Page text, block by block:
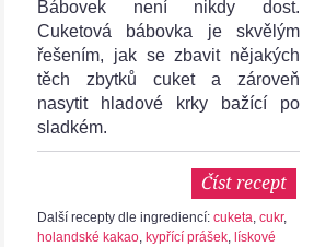
Bábovek není nikdy dost.
Cuketová bábovka je skvělým
řešením, jak se zbavit nějakých
těch zbytků cuket a zároveň
nasytit hladové krky bažící po
sladkém.
Číst recept
Další recepty dle ingrediencí: cuketa cukr,
holandské kakao kypřící prášek lískové